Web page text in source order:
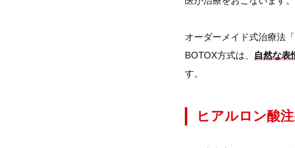
オーダーメイド式治療法
BOTOX方式は、 自然な表
す。
ヒアルロン酸